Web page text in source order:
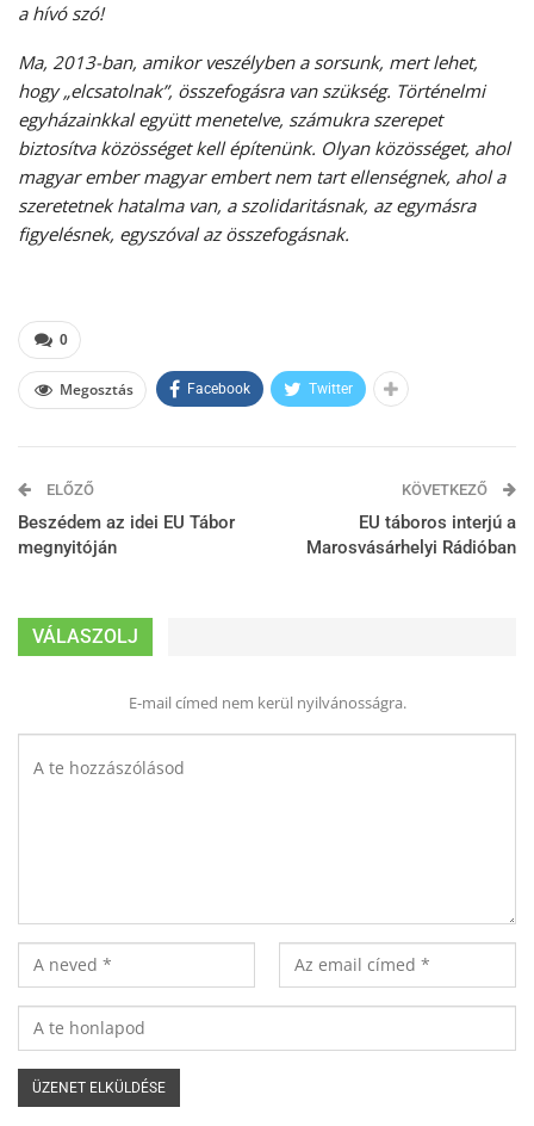
a hívó szó!
Ma, 2013-ban, amikor veszélyben a sorsunk, mert lehet,
hogy „elcsatolnak”, összefogásra van szükség. Történelmi
egyházainkkal együtt menetelve, számukra szerepet
biztosítva közösséget kell építenünk. Olyan közösséget, ahol
magyar ember magyar embert nem tart ellenségnek, ahol a
szeretetnek hatalma van, a szolidaritásnak, az egymásra
figyelésnek, egyszóval az összefogásnak.
0
Megosztás Facebook Twitter
ELŐZŐ
Beszédem az idei EU Tábor
megnyitóján
KÖVETKEZŐ
EU táboros interjú a
Marosvásárhelyi Rádióban
VÁLASZOLJ
E-mail címed nem kerül nyilvánosságra.